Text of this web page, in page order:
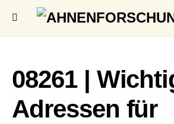
08261 |
Adressen für